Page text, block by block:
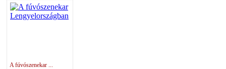
A fúvószenekar ...